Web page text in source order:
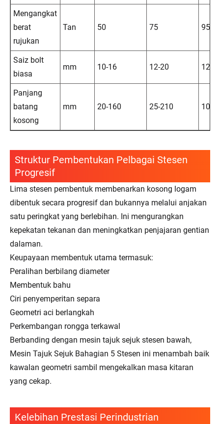
Mengangkat
berat
rujukan
Tan 50 75 95
Saiz bolt
biasa
mm 10-16 12-20 12-
Panjang
batang
kosong
mm 20-160 25-210 100-
Struktur Pembentukan Pelbagai Stesen
Progresif
Lima stesen pembentuk membenarkan kosong logam
dibentuk secara progresif dan bukannya melalui anjakan
satu peringkat yang berlebihan. Ini mengurangkan
kepekatan tekanan dan meningkatkan penjajaran gentian
dalaman.
Keupayaan membentuk utama termasuk:
Peralihan berbilang diameter
Membentuk bahu
Ciri penyemperitan separa
Geometri aci berlangkah
Perkembangan rongga terkawal
Berbanding dengan mesin tajuk sejuk stesen bawah,
Mesin Tajuk Sejuk Bahagian 5 Stesen ini menambah baik
kawalan geometri sambil mengekalkan masa kitaran
yang cekap.
Kelebihan Prestasi Perindustrian